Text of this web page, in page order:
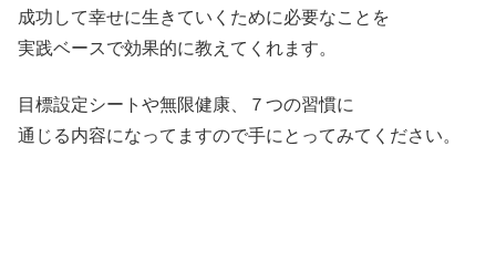
成功して幸せに生きていくために必要なことを
実践ベースで効果的に教えてくれます。
目標設定シートや無限健康、７つの習慣に
通じる内容になってますので手にとってみてください。